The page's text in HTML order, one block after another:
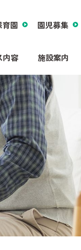
育園 園児募集
内容 施設案内